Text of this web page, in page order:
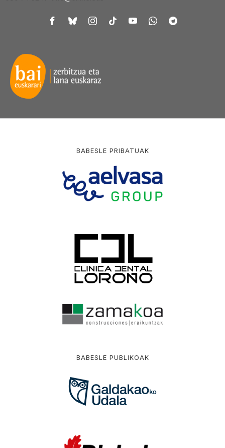
BABESLE PRIBATUAK
BABESLE PUBLIKOAK